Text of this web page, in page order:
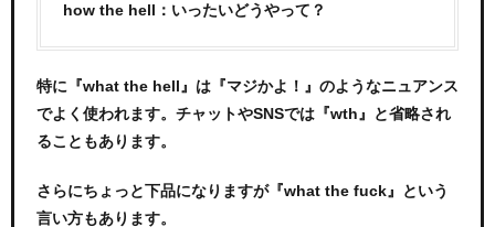
how the hell：いったいどうやって？
特に『what the hell』は『マジかよ！』のようなニュアンス
でよく使われます。チャットやSNSでは『wth』と省略され
ることもあります。
さらにちょっと下品になりますが『what the fuck』という
言い方もあります。